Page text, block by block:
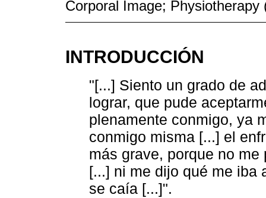
Corporal Image; Physiotherapy
INTRODUCCIÓN
"[...] Siento un grado de
lograr, que pude
plenamente conmigo, ya
conmigo misma [...] el
más grave, porque no
[...] ni me dijo qué me iba
se caía [...]".